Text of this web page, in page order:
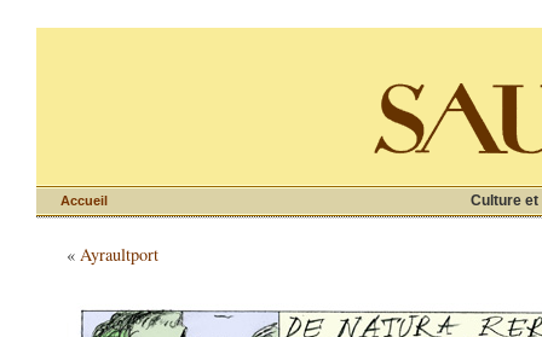
Culture et
Accueil
« Ayraultport